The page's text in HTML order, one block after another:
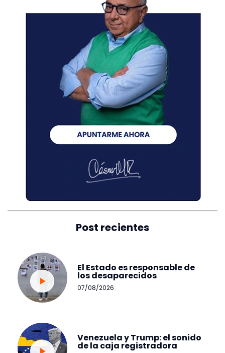
Post recientes
El Estado es responsable de
los desaparecidos
07/08/2026
Venezuela y Trump: el sonido
de la caja registradora